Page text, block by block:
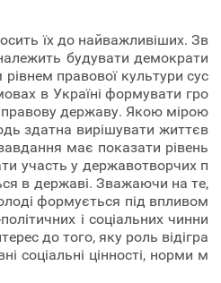
їх до найважливіших. Зв
будувати демократи
правової культури сус
в Україні формувати гро
правову державу. Якою мірою
здатна вирішувати життєв
має показати рівень
участь у державотворчих п
в державі. Зважаючи на те,
формується під впливом
і соціальних чинни
до того, яку роль відігра
соціальні цінності, норми м